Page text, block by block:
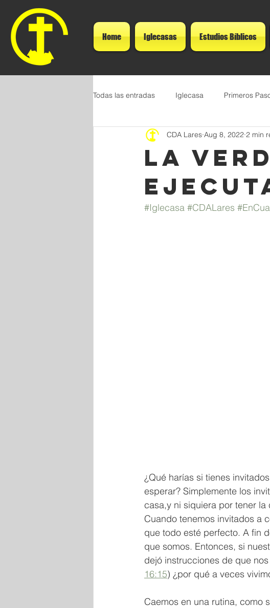
Home Iglecasas Estudios Bíblicos
Todas las entradas Iglecasa Primeros
La
CDA Lares Aug 8, 2022 2 min
#Iglecasa #CDALares
¿Qué harías si tienes
esperar? Simplemente los
casa,y ni siquiera por tener la
Cuando tenemos invitados a
que todo esté perfecto. A fin
que somos. Entonces, si
dejó instrucciones de que
16:15) ¿por qué a veces
Caemos en una rutina, como